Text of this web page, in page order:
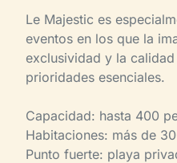
Le Majestic es
eventos en los que la
exclusividad y la
prioridades esenciales.
Capacidad: hasta 400
Habitaciones: más de
Punto fuerte: playa